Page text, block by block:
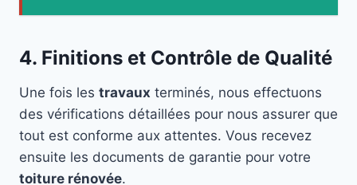
4. Finitions et Contrôle de Qualité
Une fois les travaux terminés, nous effectuons
des vérifications détaillées pour nous assurer que
tout est conforme aux attentes. Vous recevez
ensuite les documents de garantie pour votre
toiture rénovée.